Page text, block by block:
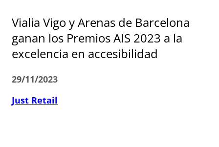
Vialia Vigo y Arenas de Barcelona
ganan los Premios AIS 2023 a la
excelencia en accesibilidad
29/11/2023
Just Retail